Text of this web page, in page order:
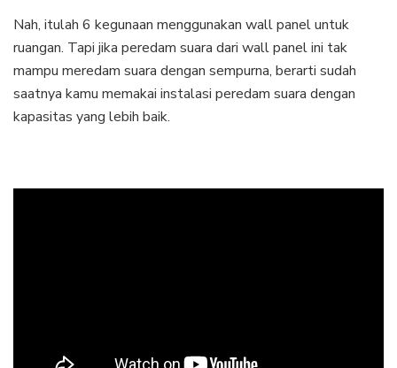
Nah, itulah 6 kegunaan menggunakan wall panel untuk
ruangan. Tapi jika peredam suara dari wall panel ini tak
mampu meredam suara dengan sempurna, berarti sudah
saatnya kamu memakai instalasi peredam suara dengan
kapasitas yang lebih baik.